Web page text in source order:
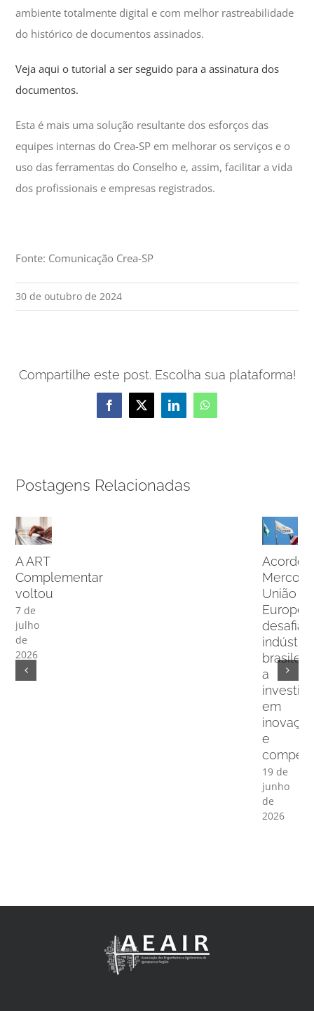
ambiente totalmente digital e com melhor rastreabilidade
do histórico de documentos assinados.
Veja aqui o tutorial a ser seguido para a assinatura dos
documentos.
Esta é mais uma solução resultante dos esforços das
equipes internas do Crea-SP em melhorar os serviços e o
uso das ferramentas do Conselho e, assim, facilitar a vida
dos profissionais e empresas registrados.
Fonte: Comunicação Crea-SP
30 de outubro de 2024
Compartilhe este post. Escolha sua plataforma!
Facebook
X LinkedInWhatsApp
Postagens Relacionadas
A ART
Complementar
voltou
7 de
julho
de
2026
Acordo
União
Europeia
desafia
indústria
a
investir
em
e
19 de
junho
de
2026